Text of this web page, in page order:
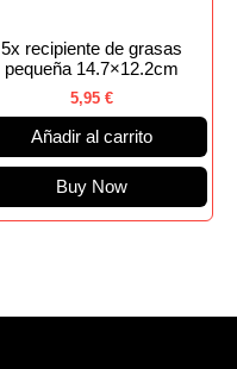
5x recipiente de grasas
pequeña 14.7×12.2cm
5,95 €
Añadir al carrito
Buy Now